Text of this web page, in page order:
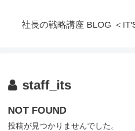
社長の戦略講座 BLOG ＜
staff_its
NOT FOUND
投稿が見つかりませんでした。